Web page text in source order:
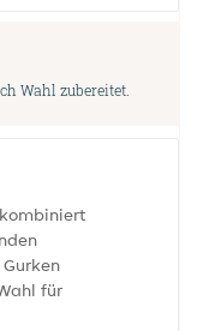
Wahl zubereitet.
für